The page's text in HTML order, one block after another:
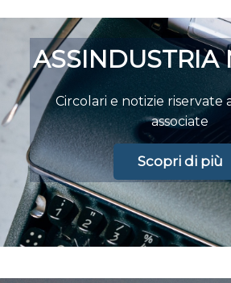
ASSINDUSTRIA
Circolari e notizie riservate
associate
Scopri di più